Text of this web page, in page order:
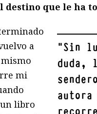
destino que le ha
"Sin
duda,
a
mi
libro